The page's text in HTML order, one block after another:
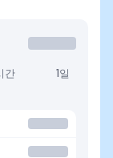
간 1일